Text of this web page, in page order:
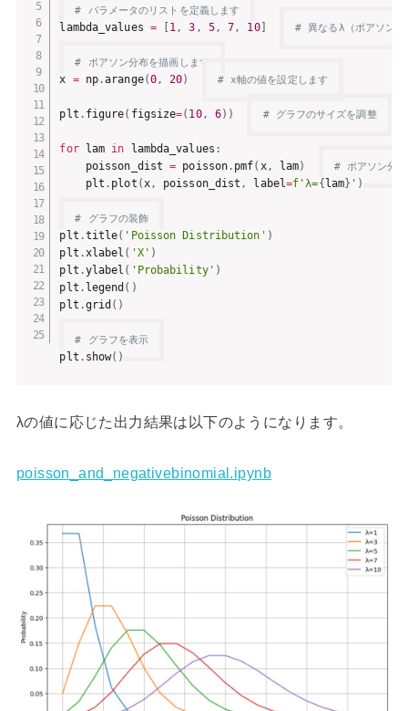
# パラメータのリストを定義します
lambda_values = [1 , 3 , 5, 7 , 10] # 異なるλ（ポアソン分
# ポアソン分布を描画します
x = np .arange(0, 20) # x軸の値を設定します
plt . figure( figsize=( 10, 6) ) # グラフのサイズを調整
for lam in lambda_values :
    poisson_dist
= poisson . pmf( x, lam) # ポアソン分
    plt
. plot ( x, poisson_dist , label=f'λ={lam} ' )
# グラフの装飾
plt .title( 'Poisson Distribution' )
plt . xlabel ( 'X' )
plt .ylabel ( 'Probability' )
plt . legend ( )
plt .grid ( )
# グラフを表示
plt . show( )
λの値に応じた出力結果は以下のようになります。
poisson_and_negativebinomial.ipynb